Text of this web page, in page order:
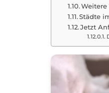
Weitere
Städte
Jetzt